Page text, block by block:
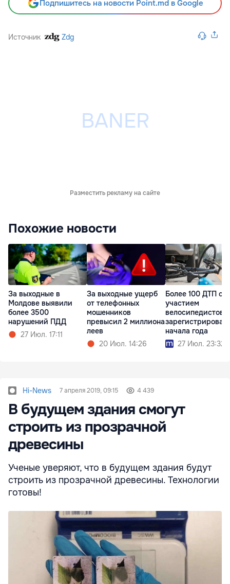
Подпишитесь на новости Point.md в Google
Источник Zdg
Разместить рекламу на сайте
Похожие новости
За выходные в
Молдове выявили
более 3500
нарушений ПДД
27 Июл. 17:11
За выходные ущерб
от телефонных
мошенников
превысил 2 миллиона
леев
20 Июл. 14:26
Более 100 ДТП с
участием
велосипедистов
начала года
27 Июл. 23:32
Hi-News 7 апреля 2019, 09:15 4 439
В будущем здания смогут
строить из прозрачной
древесины
Ученые уверяют, что в будущем здания будут
строить из прозрачной древесины. Технологии
готовы!